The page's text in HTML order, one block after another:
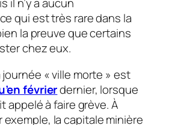
il n’y a aucun
qui est très rare dans la
la preuve que certains
chez eux.
« ville morte » est
févrierdernier, lorsque
appelé à faire grève. À
exemple, la capitale minière